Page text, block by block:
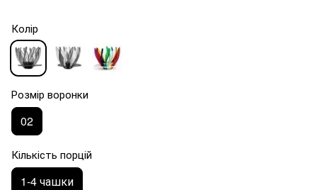
Колір
Розмір воронки
02
Кількість порцій
1-4 чашки